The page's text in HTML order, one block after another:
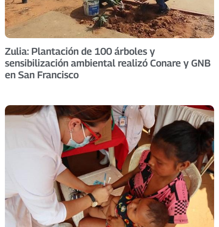
Zulia: Plantación de 100 árboles y
sensibilización ambiental realizó Conare y GNB
en San Francisco